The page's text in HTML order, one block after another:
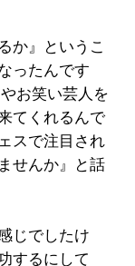
か』というこ
ったんです
お笑い芸人を
てくれるんで
スで注目され
せんか』と話
じでしたけ
するにして